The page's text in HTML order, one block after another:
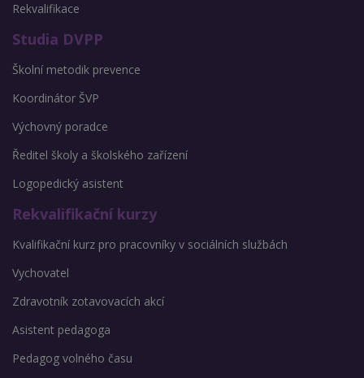
Rekvalifikace
Studia DVPP
Školní metodik prevence
Koordinátor ŠVP
Výchovný poradce
Ředitel školy a školského zařízení
Logopedický asistent
Rekvalifikační kurzy
Kvalifikační kurz pro pracovníky v sociálních službách
Vychovatel
Zdravotník zotavovacích akcí
Asistent pedagoga
Pedagog volného času